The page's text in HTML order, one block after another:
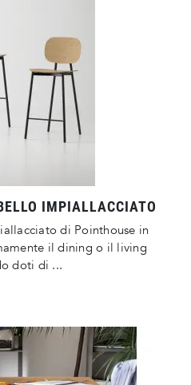
IMPIALLACCIATO
di Pointhouse in
il dining o il living
doti di ...